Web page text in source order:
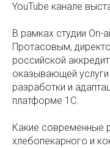
YouTube канале
В рамках студии
Протасовым,
российской
оказывающей
разработки и
платформе 1С.
Какие современные
хлебопекарного и